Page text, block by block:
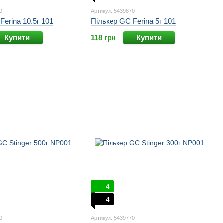
10.5г 101
Артикул: 5439870
Пількер GC Ferina 5г 101
118 грн
Купити
4
4
Артикул: 5439770